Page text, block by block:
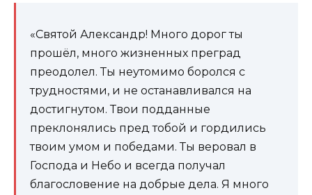
«Святой Александр! Много дорог ты
прошёл, много жизненных преград
преодолел. Ты неутомимо боролся с
трудностями, и не останавливался на
достигнутом. Твои подданные
преклонялись пред тобой и гордились
твоим умом и победами. Ты веровал в
Господа и Небо и всегда получал
благословение на добрые дела. Я много